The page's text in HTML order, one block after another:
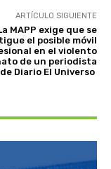
ARTÍCULO SIGUIENTE
MAPP exige que se
el posible móvil
en el violento
de un periodista
de Diario El Universo